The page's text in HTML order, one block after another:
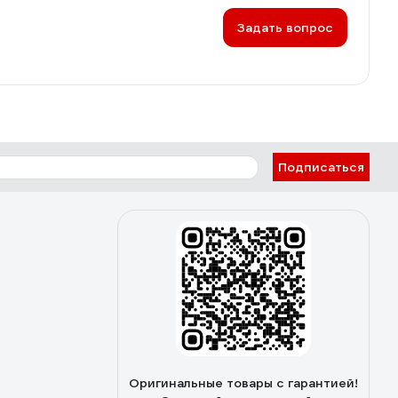
Задать вопрос
Подписаться
Оригинальные товары с гарантией!